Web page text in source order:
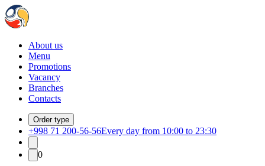
About us
Menu
Promotions
Vacancy
Branches
Contacts
Order type
+998 71 200-56-56Every day from 10:00 to 23:30
0